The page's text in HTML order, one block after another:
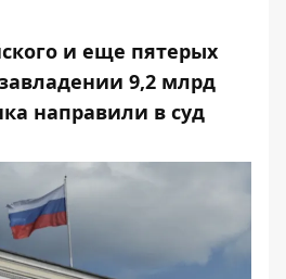
и еще пятерых
9,2 млрд
направили в суд